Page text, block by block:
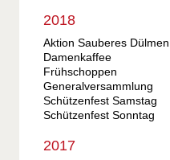
2018
Aktion Sauberes Dülmen
Damenkaffee
Frühschoppen
Generalversammlung
Schützenfest Samstag
Schützenfest Sonntag
2017